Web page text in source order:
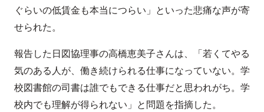
ぐらいの低賃金も本当につらい」といった悲痛な声が寄
せられた。
報告した日図協理事の高橋恵美子さんは、「若くてやる
気のある人が、働き続けられる仕事になっていない。学
校図書館の司書は誰でもできる仕事だと思われがち。学
校内でも理解が得られない」と問題を指摘した。